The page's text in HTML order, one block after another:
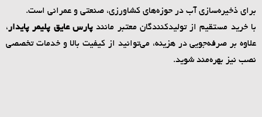
برای ذخیره‌سازی آب در حوزه‌های کشاورزی، صنعتی و عمرانی است.
با خرید مستقیم از تولیدکنندگان معتبر مانندپارس عایق پلیمر پایدار،
علاوه بر صرفه‌جویی در هزینه، می‌توانید از کیفیت بالا و خدمات تخصصی
نصب نیز بهره‌مند شوید.